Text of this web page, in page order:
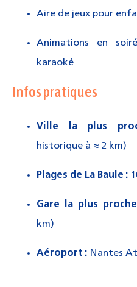
Aire de jeux pour
Animations en
karaoké
Infos pratiques
Ville la plus
historique à ≈ 2 km)
Plages de La Baule :
Gare la plus
km)
Aéroport : Nantes